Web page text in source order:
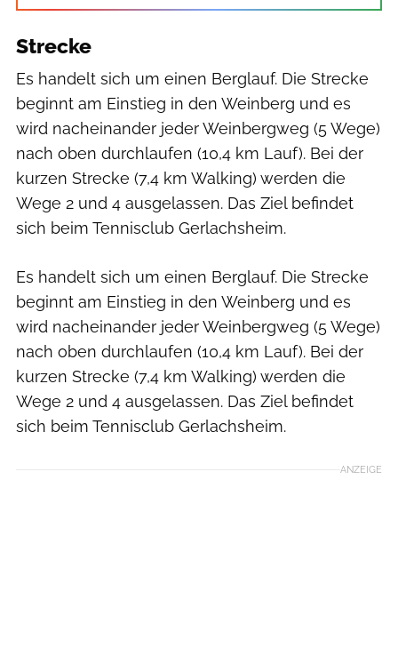
Strecke
Es handelt sich um einen Berglauf. Die Strecke
beginnt am Einstieg in den Weinberg und es
wird nacheinander jeder Weinbergweg (5 Wege)
nach oben durchlaufen (10,4 km Lauf). Bei der
kurzen Strecke (7,4 km Walking) werden die
Wege 2 und 4 ausgelassen. Das Ziel befindet
sich beim Tennisclub Gerlachsheim.
Es handelt sich um einen Berglauf. Die Strecke
beginnt am Einstieg in den Weinberg und es
wird nacheinander jeder Weinbergweg (5 Wege)
nach oben durchlaufen (10,4 km Lauf). Bei der
kurzen Strecke (7,4 km Walking) werden die
Wege 2 und 4 ausgelassen. Das Ziel befindet
sich beim Tennisclub Gerlachsheim.
ANZEIGE